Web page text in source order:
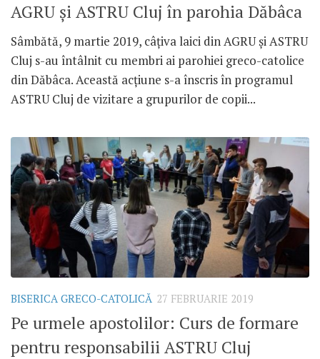
AGRU și ASTRU Cluj în parohia Dăbâca
Sâmbătă, 9 martie 2019, câțiva laici din AGRU și ASTRU
Cluj s-au întâlnit cu membri ai parohiei greco-catolice
din Dăbâca. Această acțiune s-a înscris în programul
ASTRU Cluj de vizitare a grupurilor de copii...
BISERICA GRECO-CATOLICĂ 27 FEBRUARIE 2019
Pe urmele apostolilor: Curs de formare
pentru responsabilii ASTRU Cluj